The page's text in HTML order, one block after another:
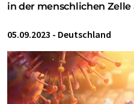
in der menschlichen
05.09.2023 - Deutschland